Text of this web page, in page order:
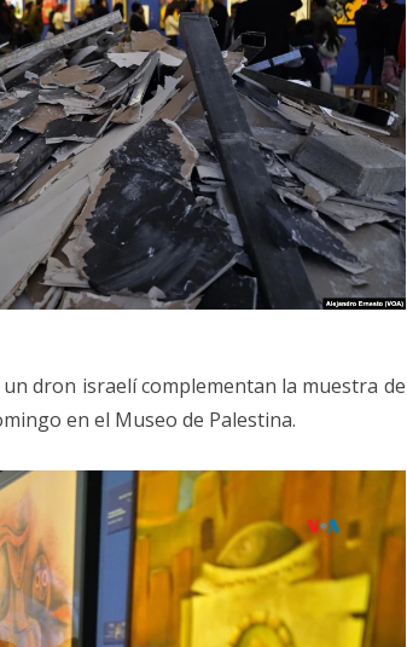
dron israelí complementan la muestra de
en el Museo de Palestina.